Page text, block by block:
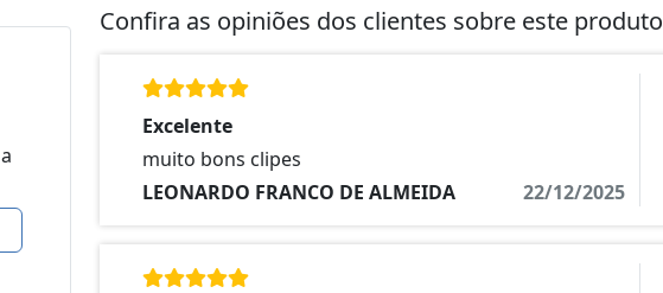
Confira as opiniões dos clientes sobre este produto
Excelente
muito bons clipes
LEONARDO FRANCO DE ALMEIDA
22/12/2025